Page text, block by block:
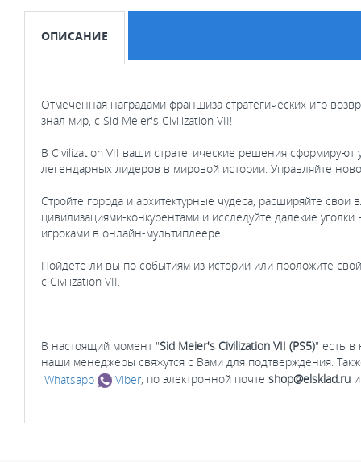
ОПИСАНИЕ
Отмеченная наградами франшиза стратегических игр
знал мир, с Sid Meier's Civilization VII!
В Civilization VII ваши стратегические решения
легендарных лидеров в мировой истории. Управляйте
Стройте города и архитектурные чудеса, расширяйте
цивилизациями-конкурентами и исследуйте далекие
игроками в онлайн-мультиплеере.
Пойдете ли вы по событиям из истории или проложите
с Civilization VII.
В настоящий момент "Sid Meier's Civilization VII (PS5)" есть в
наши менеджеры свяжутся с Вами для подтверждения.
Whatsapp
Viber, по электронной почте shop@elsklad.ru